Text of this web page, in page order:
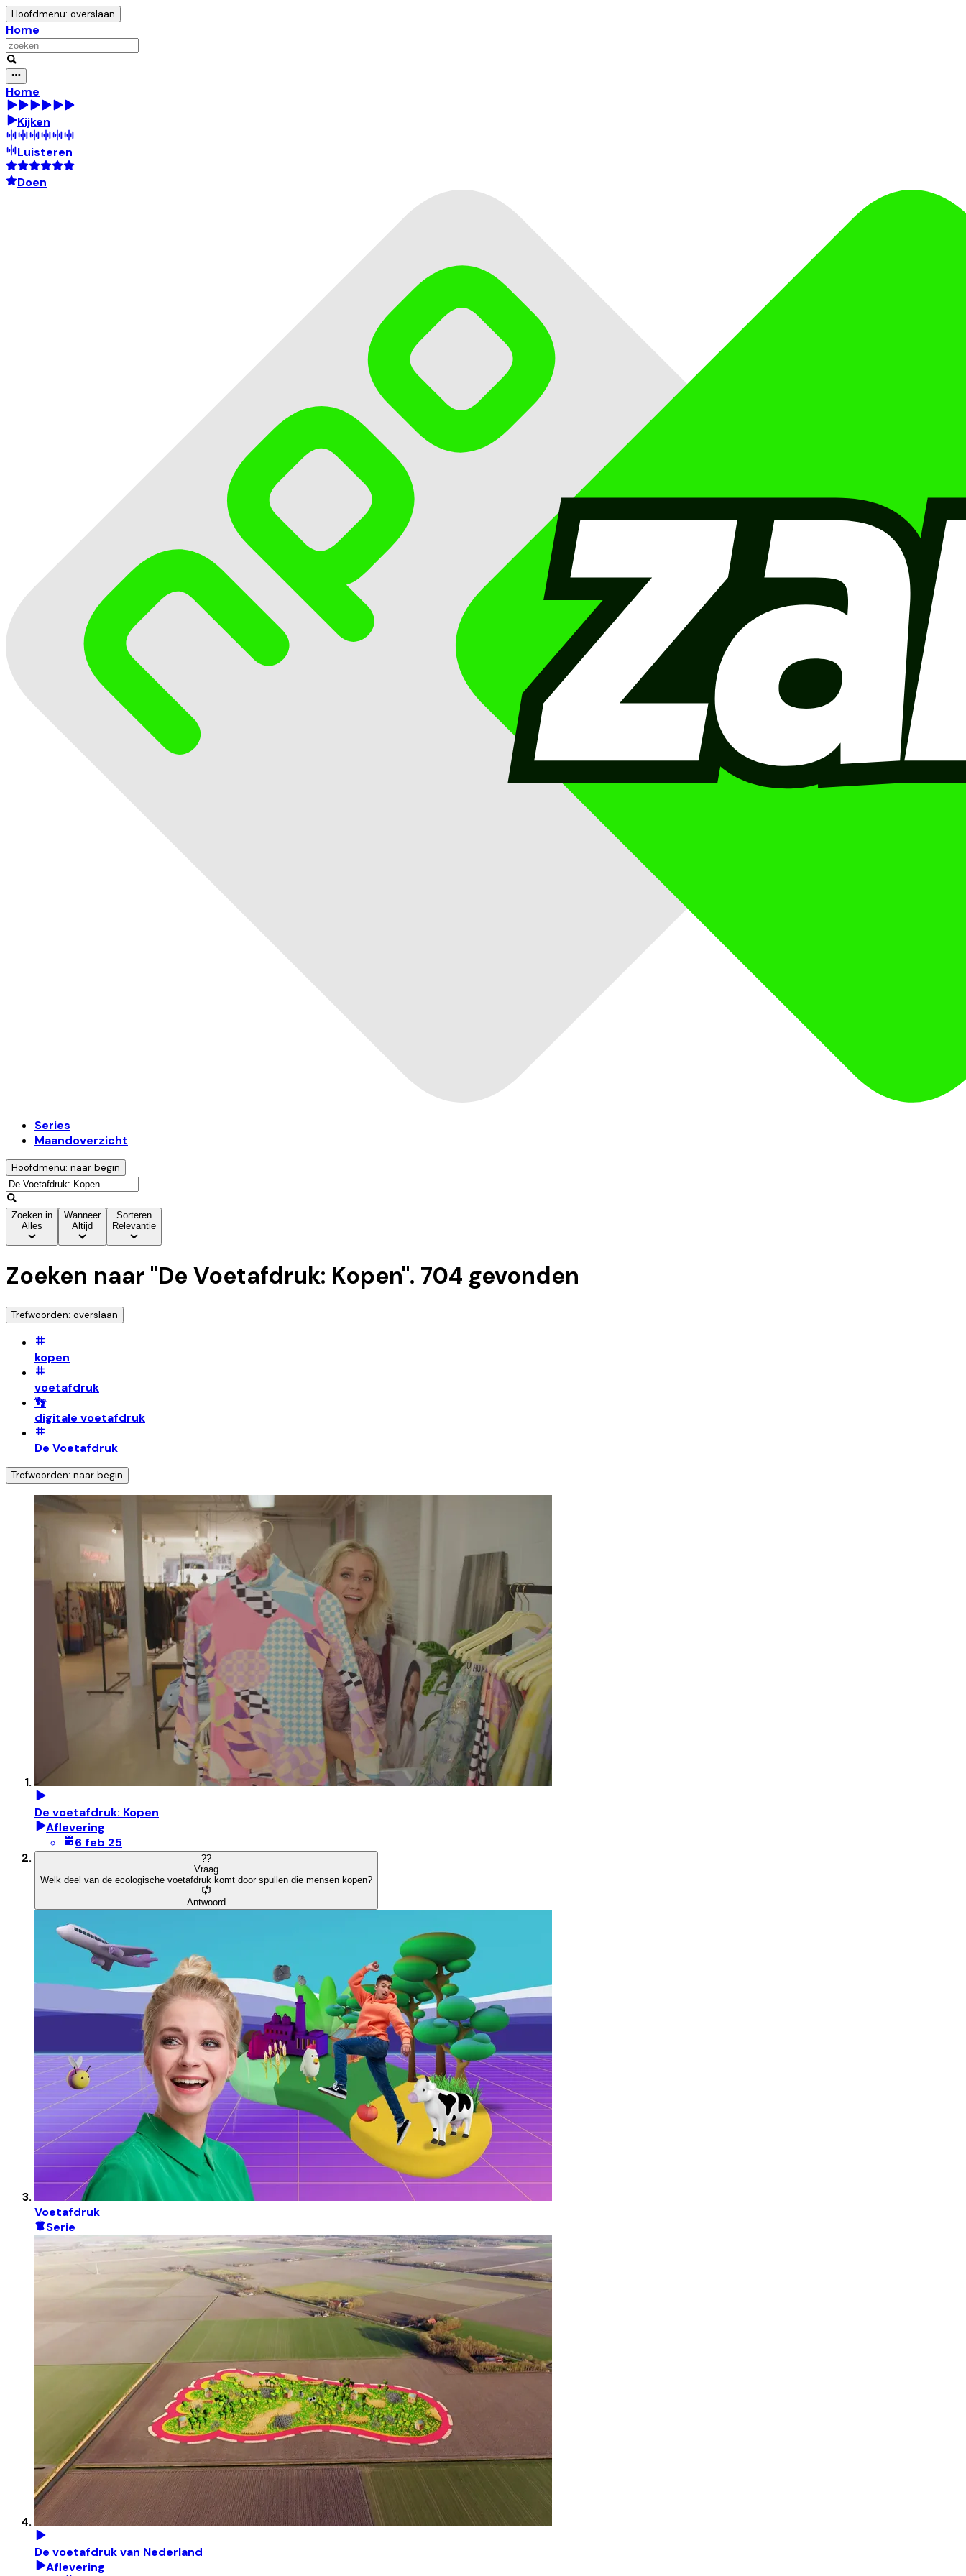
Hoofdmenu: overslaan
Home
Home
Kijken
Luisteren
Doen
Series
Maandoverzicht
Hoofdmenu: naar begin
Zoeken in
Alles
Wanneer
Altijd
Sorteren
Relevantie
Zoeken naar "De Voetafdruk: Kopen". 704 gevonden
Trefwoorden: overslaan
kopen
voetafdruk
👣
digitale voetafdruk
De Voetafdruk
Trefwoorden: naar begin
De voetafdruk: Kopen
Aflevering
6 feb 25
??
Vraag
Welk deel van de ecologische voetafdruk komt door spullen die mensen kopen?
Antwoord
Voetafdruk
Serie
De voetafdruk van Nederland
Aflevering